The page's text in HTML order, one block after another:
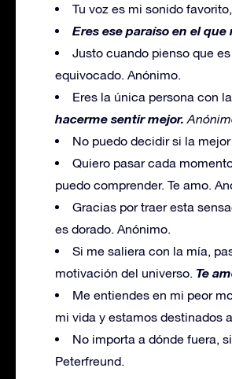
Tu voz es mi sonido
Eres ese paraíso en el
Justo cuando pienso que
equivocado. Anónimo.
Eres la única persona con
hacerme sentir mejor.
No puedo decidir si la
Quiero pasar cada
puedo comprender. Te amo.
Gracias por traer esta
es dorado. Anónimo.
Si me saliera con la mía,
motivación del universo. Te
Me entiendes en mi peor
mi vida y estamos destinados
No importa a dónde fuera,
Peterfreund.